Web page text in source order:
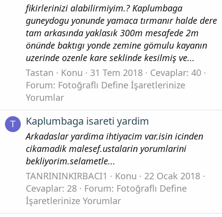
fikirlerinizi alabilirmiyim.? Kaplumbaga
guneydogu yonunde yamaca tırmanır halde dere
tam arkasında yaklasık 300m mesafede 2m
önünde baktıgı yonde zemine gömulu kayanın
uzerinde ozenle kare seklinde kesilmiş ve...
Tastan
Konu 31 Tem 2018
Cevaplar: 40
Forum: Fotoğraflı Define İşaretlerinize
Yorumlar
T Kaplumbaga isareti yardim
Arkadaslar yardima ihtiyacim var.isin icinden
cikamadik malesef.ustalarin yorumlarini
bekliyorim.selametle...
TANRININKIRBACI1
Konu
22 Ocak 2018
Cevaplar: 28
Forum: Fotoğraflı Define
İşaretlerinize Yorumlar